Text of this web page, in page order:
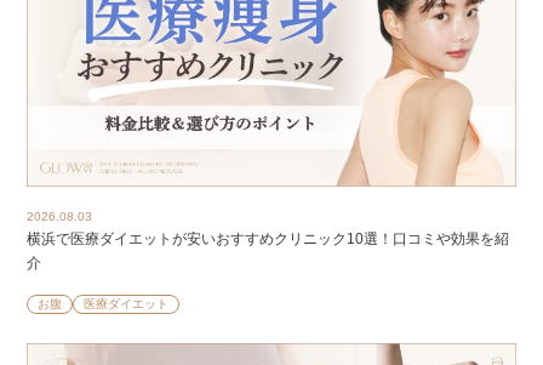
2026.08.03
横浜で医療ダイエットが安いおすすめクリニック10選！口コミや効果を紹
介
お腹 医療ダイエット